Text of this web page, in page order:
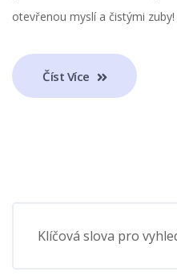
otevřenou myslí a čistými zuby!
Číst Více